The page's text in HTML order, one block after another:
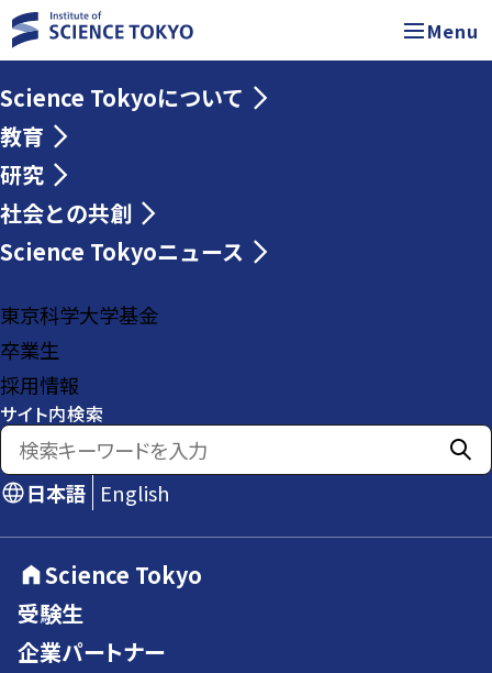
Menu
Science Tokyoについて
教育
研究
社会との共創
Science Tokyoニュース
東京科学大学基金
卒業生
採用情報
サイト内検索
日本語 English
Science Tokyo
受験生
企業パートナー